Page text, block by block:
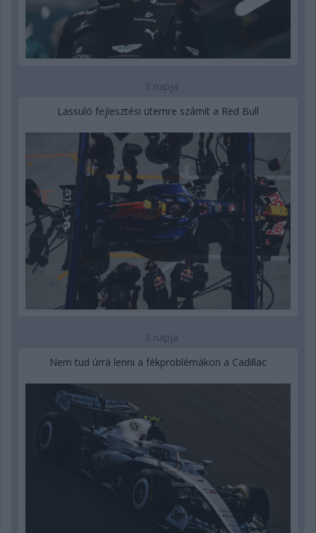
3 napja
Lassuló fejlesztési ütemre számít a Red Bull
3 napja
Nem tud úrrá lenni a fékproblémákon a Cadillac